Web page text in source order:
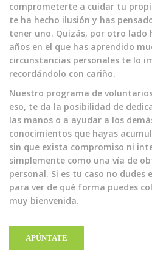
comprometerte a cuidar tu
te ha hecho ilusión y has
tener uno. Quizás, por otro lado
años en el que has aprendido
circunstancias personales te lo
recordándolo con cariño.
Nuestro programa de
eso, te da la posibilidad de
las manos o a ayudar a los
conocimientos que hayas
sin que exista compromiso ni
simplemente como una vía de
personal. Si es tu caso no
para ver de qué forma puedes
muy bienvenida.
APÚNTATE